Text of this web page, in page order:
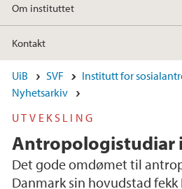
Om instituttet
Kontakt
UiB SVF
Institutt for
Nyhetsarkiv
UTVEKSLING
Antropologistudiar
Det gode omdømet til
Danmark sin hovudstad